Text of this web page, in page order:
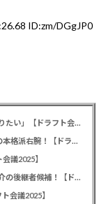
ID:zm/DGgJP0
カープドラ6西川篤夢！「日本を代表する遊撃手になりたい」【ドラフト会議2025】
カープドラ5赤木晴哉！191cm最速153キロ！佛教大の本格派右腕！【ドラフト会議2025】
議2025】
カープドラ3勝田成！近畿大163cmセカンド！菊池涼介の後継者候補！【ドラフト会議2025】
会議2025】